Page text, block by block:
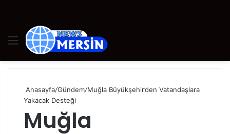
Menü
...
Anasayfa/Gündem/Muğla Büyükşehir’den Vatandaşlara
Yakacak Desteği
Muğla